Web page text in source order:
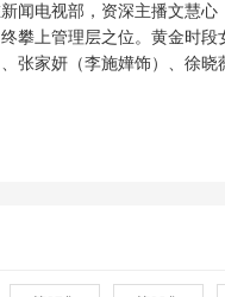
闻电视部，资深主播文慧心
攀上管理层之位。黄金时
张家妍（李施嬅饰）、徐晓